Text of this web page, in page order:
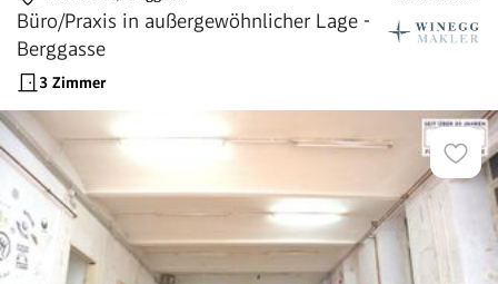
Büro/Praxis in außergewöhnlicher Lage -
Berggasse
3 Zimmer